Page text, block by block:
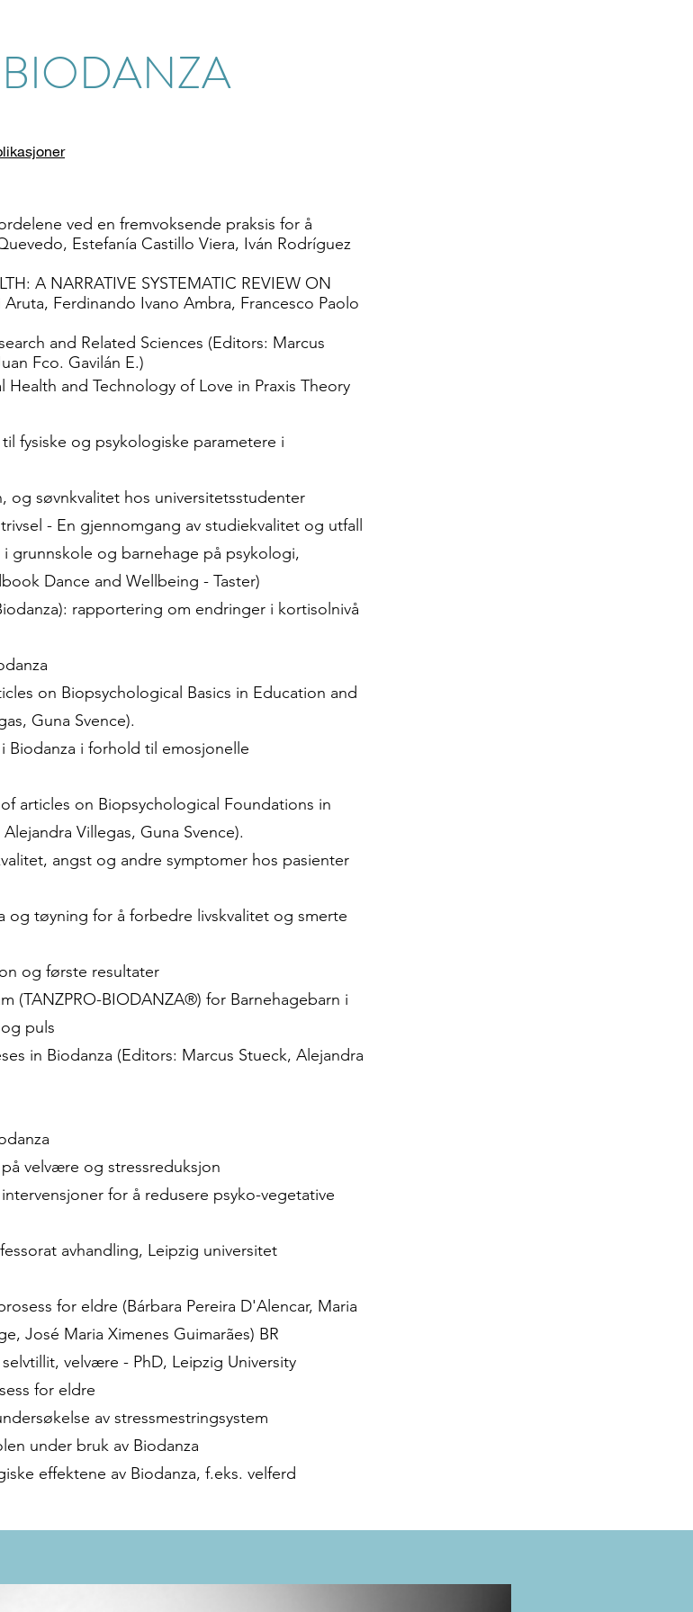
ved en fremvoksende praksis for å
Estefanía Castillo Viera, Iván Rodríguez
A NARRATIVE SYSTEMATIC REVIEW ON
Ferdinando Ivano Ambra, Francesco Paolo
and Related Sciences (Editors: Marcus
Fco. Gavilán E.)
Health and Technology of Love in Praxis Theory
fysiske og psykologiske parametere i
og søvnkvalitet hos universitetsstudenter
- En gjennomgang av studiekvalitet og utfall
grunnskole og barnehage på psykologi,
Dance and Wellbeing - Taster)
rapportering om endringer i kortisolnivå
on Biopsychological Basics in Education and
Guna Svence).
Biodanza i forhold til emosjonelle
articles on Biopsychological Foundations in
Villegas, Guna Svence).
angst og andre symptomer hos pasienter
og tøyning for å forbedre livskvalitet og smerte
og første resultater
(TANZPRO-BIODANZA®) for Barnehagebarn i
puls
in Biodanza (Editors: Marcus Stueck, Alejandra
velvære og stressreduksjon
for å redusere psyko-vegetative
avhandling, Leipzig universitet
for eldre (Bárbara Pereira D'Alencar, Maria
José Maria Ximenes Guimarães) BR
velvære - PhD, Leipzig University
for eldre
av stressmestringsystem
under bruk av Biodanza
effektene av Biodanza, f.eks. velferd